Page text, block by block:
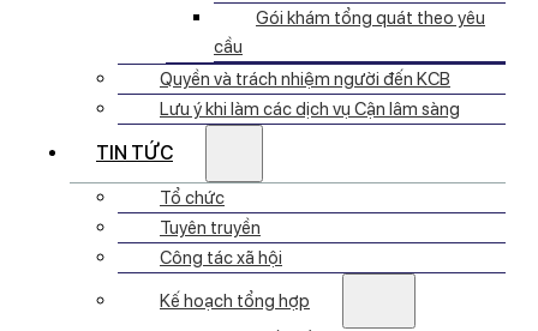
Gói khám tổng quát theo yêu
cầu
Quyền và trách nhiệm người đến KCB
Lưu ý khi làm các dịch vụ Cận lâm sàng
TIN TỨC
Tổ chức
Tuyên truyền
Công tác xã hội
Kế hoạch tổng hợp